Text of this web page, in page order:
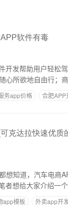
软件有毒
开发帮助用户轻松
心所欲地自由行；
务app价格 合肥APP
克达拉快速优
想知道，汽车电商
者想给大家介绍
app模板 外卖app开